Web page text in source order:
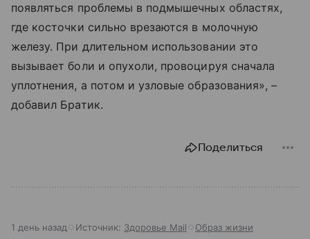
появляться проблемы в подмышечных областях,
где косточки сильно врезаются в молочную
железу. При длительном использовании это
вызывает боли и опухоли, провоцируя сначала
уплотнения, а потом и узловые образования», –
добавил Братик.
Поделиться
1 день назад Источник: Здоровье Mail Образ жизни